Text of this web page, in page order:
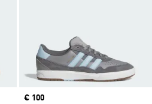
Price
€ 100